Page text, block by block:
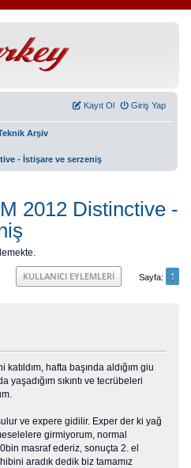
Giriş Yap
Kayıt Ol
Arşiv
- İstişare ve serzeniş
2012 Distinctive -
Sayfa 1
KULLANICI EYLEMLERI
hafta başında aldığım giu
yaşadığım sıkıntı ve tecrübeleri
ve expere gidilir. Exper der ki yağ
girmiyorum, normal
masraf ederiz, sonuçta 2. el
aradık dedik biz tamamız